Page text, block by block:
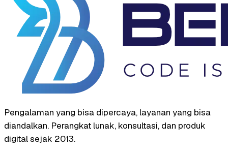
Pengalaman yang bisa dipercaya, layanan yang bisa
diandalkan. Perangkat lunak, konsultasi, dan produk
digital sejak 2013.